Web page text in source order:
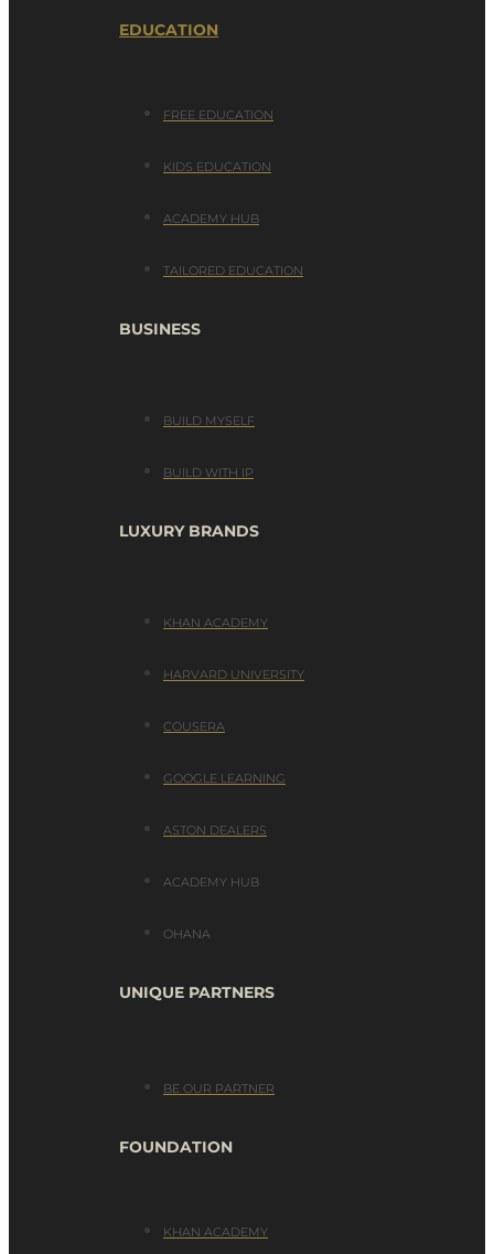
EDUCATION
FREE EDUCATION
KIDS EDUCATION
ACADEMY HUB
TAILORED EDUCATION
BUSINESS
BUILD MYSELF
BUILD WITH IP
LUXURY BRANDS
KHAN ACADEMY
HARVARD UNIVERSITY
COUSERA
GOOGLE LEARNING
ASTON DEALERS
ACADEMY HUB
OHANA
UNIQUE PARTNERS
BE OUR PARTNER
FOUNDATION
KHAN ACADEMY